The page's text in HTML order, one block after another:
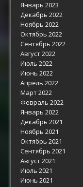
Январь 2023
Декабрь 2022
Ноябрь 2022
Октябрь 2022
Сентябрь 2022
Август 2022
Июль 2022
Июнь 2022
Апрель 2022
Март 2022
Февраль 2022
Январь 2022
Декабрь 2021
Ноябрь 2021
Октябрь 2021
Сентябрь 2021
Август 2021
Июль 2021
Июнь 2021